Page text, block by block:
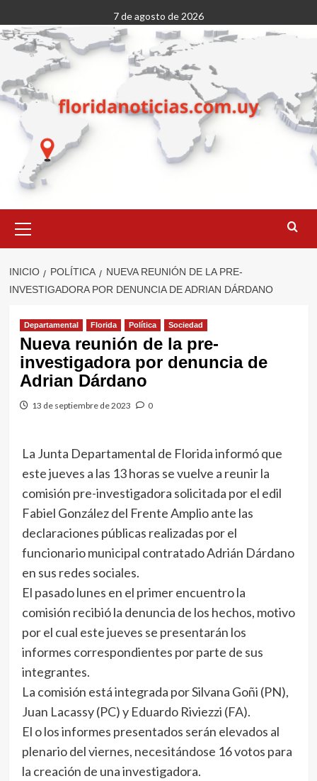
al
contenido
7 de agosto de 2026
primario
INICIO POLÍTICA
NUEVA REUNIÓN DE LA PRE-
INVESTIGADORA POR DENUNCIA DE ADRIAN DÁRDANO
Departamental Florida Política Sociedad
Nueva reunión de la pre-
investigadora por denuncia de
Adrian Dárdano
13 de septiembre de 2023 0
La Junta Departamental de Florida informó que
este jueves a las 13 horas se vuelve a reunir la
comisión pre-investigadora solicitada por el edil
Fabiel González del Frente Amplio ante las
declaraciones públicas realizadas por el
funcionario municipal contratado Adrián Dárdano
en sus redes sociales.
El pasado lunes en el primer encuentro la
comisión recibió la denuncia de los hechos, motivo
por el cual este jueves se presentarán los
informes correspondientes por parte de sus
integrantes.
La comisión está integrada por Silvana Goñi (PN),
Juan Lacassy (PC) y Eduardo Riviezzi (FA).
El o los informes presentados serán elevados al
plenario del viernes, necesitándose 16 votos para
la creación de una investigadora.